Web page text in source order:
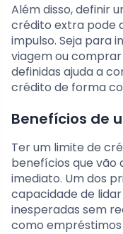
Além disso, definir
crédito extra pode
impulso. Seja para
viagem ou
definidas ajuda a
crédito de forma
Benefícios de
Ter um limite de
benefícios que
imediato. Um dos
capacidade de
inesperadas sem
como empréstimos